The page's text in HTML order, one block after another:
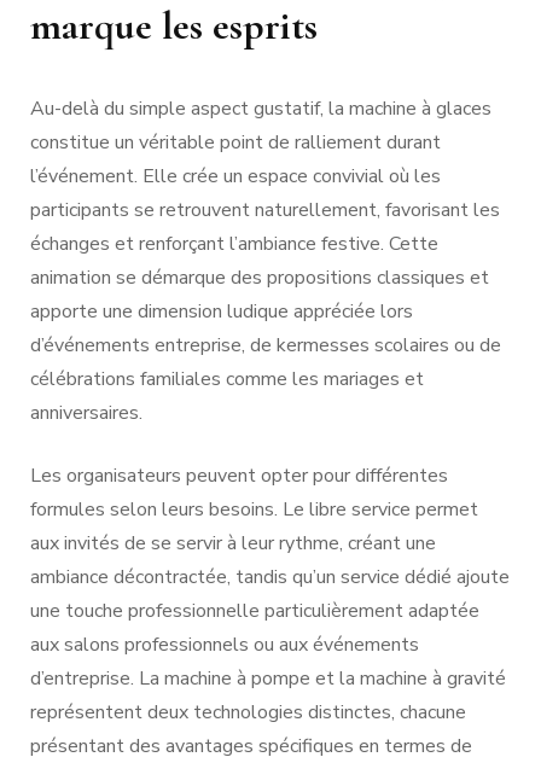
marque les esprits
Au-delà du simple aspect gustatif, la machine à glaces
constitue un véritable point de ralliement durant
l’événement. Elle crée un espace convivial où les
participants se retrouvent naturellement, favorisant les
échanges et renforçant l’ambiance festive. Cette
animation se démarque des propositions classiques et
apporte une dimension ludique appréciée lors
d’événements entreprise, de kermesses scolaires ou de
célébrations familiales comme les mariages et
anniversaires.
Les organisateurs peuvent opter pour différentes
formules selon leurs besoins. Le libre service permet
aux invités de se servir à leur rythme, créant une
ambiance décontractée, tandis qu’un service dédié ajoute
une touche professionnelle particulièrement adaptée
aux salons professionnels ou aux événements
d’entreprise. La machine à pompe et la machine à gravité
représentent deux technologies distinctes, chacune
présentant des avantages spécifiques en termes de